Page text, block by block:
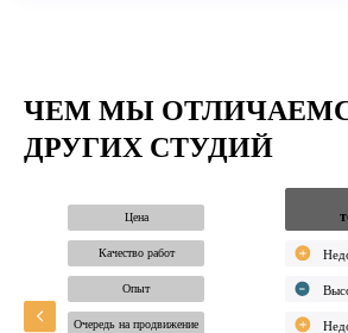
ЧЕМ МЫ
ДРУГИХ СТУДИЙ
Цена
Качество работ
Опыт
Очередь на продвижение
Официальны